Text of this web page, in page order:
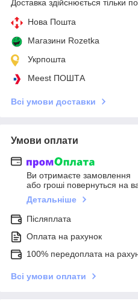
Доставка здійснюється тільки
Нова Пошта
Магазини Rozetka
Укрпошта
Meest ПОШТА
Всі умови доставки
Умови оплати
Ви отримаєте замовлення
або гроші повернуться на
Детальніше
Післяплата
Оплата на рахунок
100% передоплата на
Всі умови оплати